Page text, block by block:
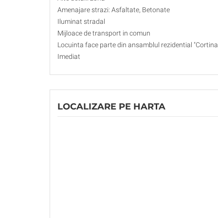
Amenajare strazi: Asfaltate, Betonate
Iluminat stradal
Mijloace de transport in comun
Locuinta face parte din ansamblul rezidential
Imediat
LOCALIZARE PE HARTA